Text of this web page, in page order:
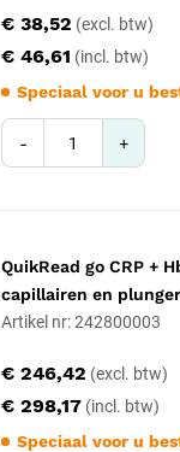
€ 46,61
€ 38,52
Speciaal voor u
- +
QuikRead go CRP +
capillairen en
Artikel nr: 242800003
€ 298,17
€ 246,42
Speciaal voor u